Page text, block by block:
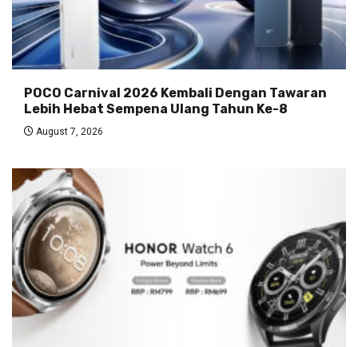
POCO Carnival 2026 Kembali Dengan Tawaran
Lebih Hebat Sempena Ulang Tahun Ke-8
August 7, 2026